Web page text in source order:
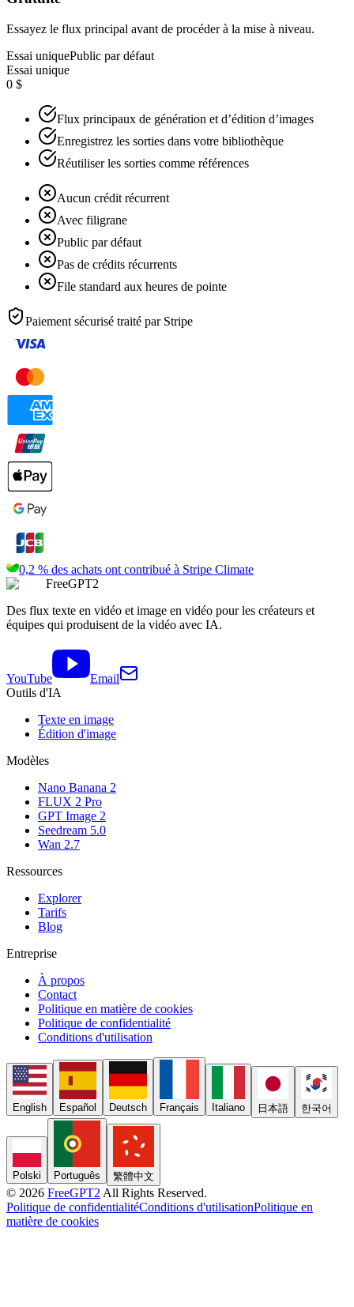
Essayez le flux principal avant de procéder à la mise à niveau.
Essai uniquePublic par défaut
Essai unique
0 $
Flux principaux de génération et d’édition d’images
Enregistrez les sorties dans votre bibliothèque
Réutiliser les sorties comme références
Aucun crédit récurrent
Avec filigrane
Public par défaut
Pas de crédits récurrents
File standard aux heures de pointe
Paiement sécurisé traité par Stripe
0,2 % des achats ont contribué à Stripe Climate
FreeGPT2
Des flux texte en vidéo et image en vidéo pour les créateurs et
équipes qui produisent de la vidéo avec IA.
YouTube
Email
Outils d'IA
Texte en image
Édition d'image
Modèles
Nano Banana 2
FLUX 2 Pro
GPT Image 2
Seedream 5.0
Wan 2.7
Ressources
Explorer
Tarifs
Blog
Entreprise
À propos
Contact
Politique en matière de cookies
Politique de confidentialité
Conditions d'utilisation
English Español Deutsch Français Italiano 日本語 한국어
Polski Português 繁體中文
© 2026 FreeGPT2 All Rights Reserved.
Politique de confidentialitéConditions d'utilisationPolitique en
matière de cookies